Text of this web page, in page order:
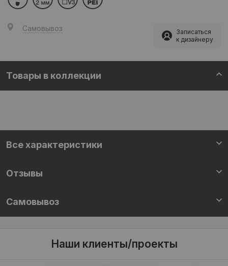
Самовывоз
Записаться
к дизайнеру
Товары в коллекции
Все характеристики
Отзывы
Самовывоз
Наши клиенты/проекты